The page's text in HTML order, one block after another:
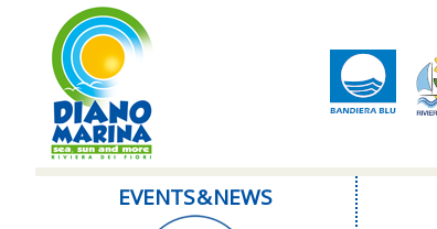
EVENTS & NEWS